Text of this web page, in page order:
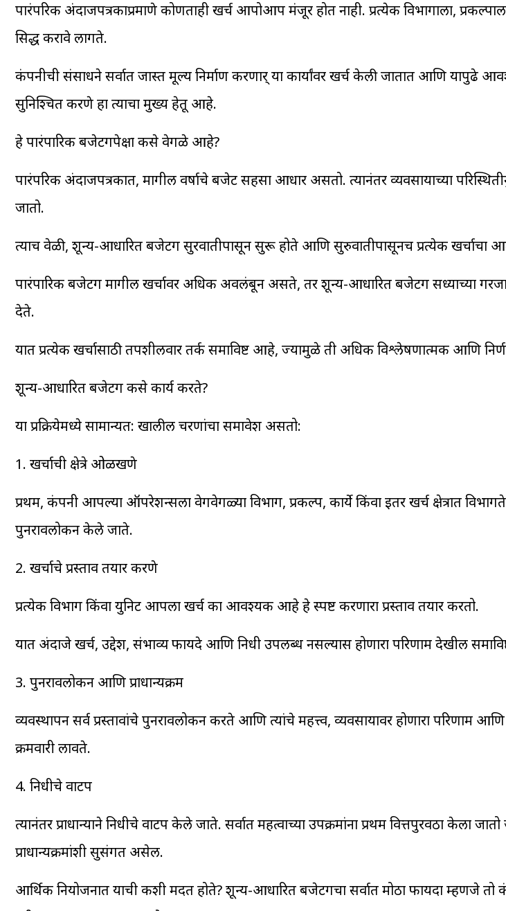
पारंपरिक अंदाजपत्रकाप्रमाणे कोणताही खर्च आपोआप मंजूर होत नाही. प्रत्येक विभागाला,
सिद्ध करावे लागते.
कंपनीची संसाधने सर्वात जास्त मूल्य निर्माण करणार् या कार्यांवर खर्च केली जातात आणि
सुनिश्चित करणे हा त्याचा मुख्य हेतू आहे.
हे पारंपारिक बजेटिंगपेक्षा कसे वेगळे आहे?
पारंपरिक अंदाजपत्रकात, मागील वर्षाचे बजेट सहसा आधार असतो. त्यानंतर व्यवसायाच्या
जातो.
त्याच वेळी, शून्य-आधारित बजेटिंग सुरवातीपासून सुरू होते आणि सुरुवातीपासूनच प्रत्येक खर्चाचा
पारंपारिक बजेटिंग मागील खर्चावर अधिक अवलंबून असते, तर शून्य-आधारित बजेटिंग सध्याच्या
देते.
यात प्रत्येक खर्चासाठी तपशीलवार तर्क समाविष्ट आहे, ज्यामुळे ती अधिक विश्लेषणात्मक आणि
शून्य-आधारित बजेटिंग कसे कार्य करते?
या प्रक्रियेमध्ये सामान्यत: खालील चरणांचा समावेश असतो:
1. खर्चाची क्षेत्रे ओळखणे
प्रथम, कंपनी आपल्या ऑपरेशन्सला वेगवेगळ्या विभाग, प्रकल्प, कार्ये किंवा इतर खर्च क्षेत्रात
पुनरावलोकन केले जाते.
2. खर्चाचे प्रस्ताव तयार करणे
प्रत्येक विभाग किंवा युनिट आपला खर्च का आवश्यक आहे हे स्पष्ट करणारा प्रस्ताव तयार करतो.
यात अंदाजे खर्च, उद्देश, संभाव्य फायदे आणि निधी उपलब्ध नसल्यास होणारा परिणाम देखील
3. पुनरावलोकन आणि प्राधान्यक्रम
व्यवस्थापन सर्व प्रस्तावांचे पुनरावलोकन करते आणि त्यांचे महत्त्व, व्यवसायावर होणारा परिणाम
क्रमवारी लावते.
4. निधीचे वाटप
त्यानंतर प्राधान्याने निधीचे वाटप केले जाते. सर्वात महत्वाच्या उपक्रमांना प्रथम वित्तपुरवठा केला
प्राधान्यक्रमांशी सुसंगत असेल.
आर्थिक नियोजनात याची कशी मदत होते? शून्य-आधारित बजेटिंगचा सर्वात मोठा फायदा म्हणजे तो